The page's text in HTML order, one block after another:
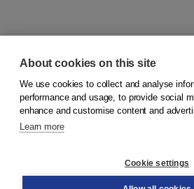
© 2026Koninklijke Boom uitgevers
Order
About cookies on this site
We use cookies to collect and analyse
performance and usage, to provide social
enhance and customise content and
Learn more
Cookie settings